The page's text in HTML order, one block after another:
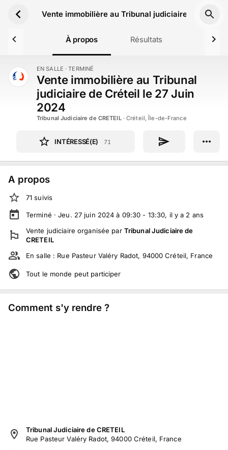
Vente immobilière au Tribunal judiciaire de
À propos Résultats
TERMINÉ EN SALLE · TERMINÉ
Vente immobilière au Tribunal
judiciaire de Créteil le 27 Juin
2024
Tribunal Judiciaire de CRETEIL·Créteil, Île-de-France
INTÉRESSÉ(E) 71
A propos
71 suivis
Terminé ·Jeu. 27 juin 2024 à 09:30 - 13:30, il y a 2 ans
Vente judiciaire organisée par Tribunal Judiciaire de
CRETEIL
En salle : Rue Pasteur Valéry Radot, 94000 Créteil, France
Tout le monde peut participer
Comment s'y rendre ?
Tribunal Judiciaire de CRETEIL
Rue Pasteur Valéry Radot, 94000 Créteil, France